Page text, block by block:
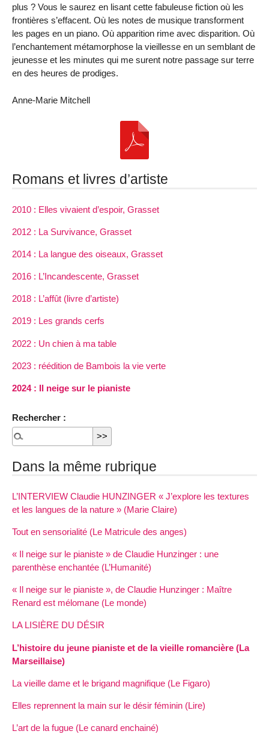
plus ? Vous le saurez en lisant cette fabuleuse fiction où les
frontières s’effacent. Où les notes de musique transforment
les pages en un piano. Où apparition rime avec disparition. Où
l’enchantement métamorphose la vieillesse en un semblant de
jeunesse et les minutes qui me surent notre passage sur terre
en des heures de prodiges.
Anne-Marie Mitchell
Romans et livres d’artiste
2010 : Elles vivaient d’espoir, Grasset
2012 : La Survivance, Grasset
2014 : La langue des oiseaux, Grasset
2016 : L’Incandescente, Grasset
2018 : L’affût (livre d’artiste)
2019 : Les grands cerfs
2022 : Un chien à ma table
2023 : réédition de Bambois la vie verte
2024 : Il neige sur le pianiste
Rechercher :
Dans la même rubrique
L’INTERVIEW Claudie HUNZINGER « J’explore les textures
et les langues de la nature » (Marie Claire)
Tout en sensorialité (Le Matricule des anges)
« Il neige sur le pianiste » de Claudie Hunzinger : une
parenthèse enchantée (L’Humanité)
« Il neige sur le pianiste », de Claudie Hunzinger : Maître
Renard est mélomane (Le monde)
LA LISIÈRE DU DÉSIR
L’histoire du jeune pianiste et de la vieille romancière (La
Marseillaise)
La vieille dame et le brigand magnifique (Le Figaro)
Elles reprennent la main sur le désir féminin (Lire)
L’art de la fugue (Le canard enchainé)